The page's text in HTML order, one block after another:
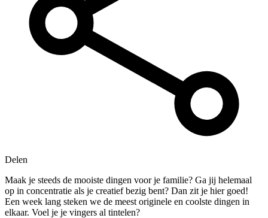
Delen
Maak je steeds de mooiste dingen voor je familie? Ga jij helemaal
op in concentratie als je creatief bezig bent? Dan zit je hier goed!
Een week lang steken we de meest originele en coolste dingen in
elkaar. Voel je je vingers al tintelen?